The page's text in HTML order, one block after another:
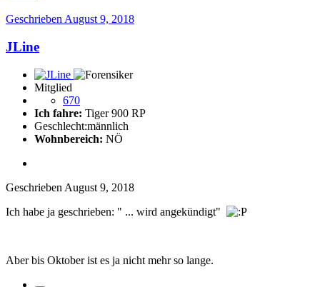
Geschrieben August 9, 2018
JLine
Mitglied
670
Ich fahre: Tiger 900 RP
Geschlecht:männlich
Wohnbereich: NÖ
Geschrieben August 9, 2018
Ich habe ja geschrieben: " ... wird angekündigt"
Aber bis Oktober ist es ja nicht mehr so lange.